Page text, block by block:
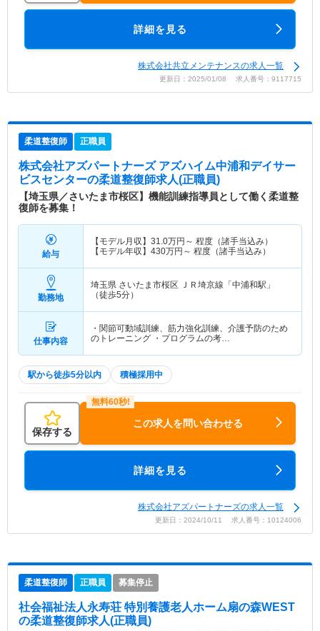
詳細を見る
株式会社共立メンテナンスの求人一覧
更新日：2025/01/08 求人番号：9117715
柔道整復師 正職員
株式会社アズパートナーズ アズハイム中浦和デイサー
ビスセンターの柔道整復師求人(正職員)
【埼玉県／さいたま市桜区】機能訓練指導員として働く柔道整
復師を募集！
給与
【モデル月収】 31.0万円～ 程度（諸手当込み）
【モデル年収】 430万円～ 程度（諸手当込み）
勤務地
埼玉県 さいたま市桜区 ＪＲ埼京線「中浦和駅」
（徒歩5分）
仕事内容
・関節可動域訓練、筋力強化訓練、介護予防のため
のトレーニング ・プログラムの考…
駅から徒歩5分以内 積極採用中
保存する
この求人を問い合わせる
詳細を見る
株式会社アズパートナーズの求人一覧
更新日：2024/10/11 求人番号：10124006
柔道整復師 正職員 募集停止
社会福祉法人永寿荘 特別養護老人ホーム扇の森WEST
の柔道整復師求人(正職員)